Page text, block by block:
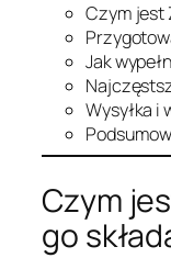
Czym jest
Jak
Wysyłka i
Czym
go